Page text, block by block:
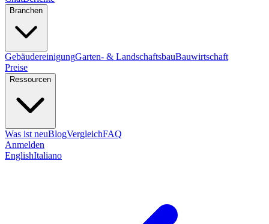
Branchen
GebäudereinigungGarten- & LandschaftsbauBauwirtschaft
Preise
Ressourcen
Was ist neuBlogVergleichFAQ
Anmelden
EnglishItaliano